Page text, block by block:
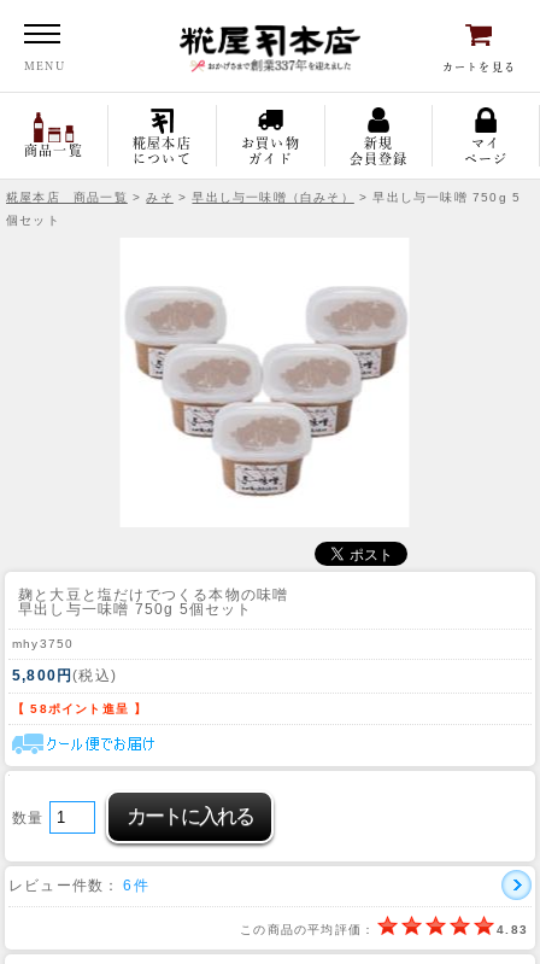
MENU カートを見る
商品一覧
糀屋本店
について
お買い物
ガイド
新規
会員登録
マイ
ページ
糀屋本店 商品一覧 >みそ >早出し与一味噌（白みそ）
> 早出し与一味噌 750g 5
個セット
麹と大豆と塩だけでつくる本物の味噌
早出し与一味噌 750g 5個セット
mhy3750
5,800円(税込)
【 58ポイント進呈 】
数量
レビュー件数： 6件
この商品の平均評価： 4.83